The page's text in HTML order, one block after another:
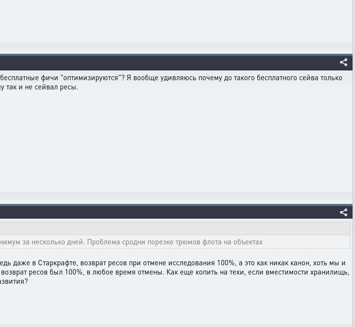
фичи "оптимизируются"? Я вообще удивляюсь почему до такого бесплатного сейва только
так и не сейвал ресы.
за несколько дней. Проблема сродни порезке трюмов флота на объектах
даже в Старкрафте, возврат ресов при отмене исследования 100%, а это как никак канон, хоть мы и
ресов был 100%, в любое время отмены. Как еще копить на техи, если вместимости хранилищь,